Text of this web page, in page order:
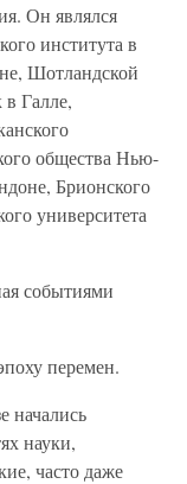
Он являлся
института в
Шотландской
Галле,
общества Нью-
Брионского
университета
событиями
перемен.
начались
науки,
часто даже